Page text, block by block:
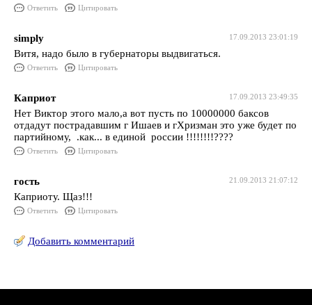
Ответить Цитировать
17.09.2013 23:01:19
simply
Витя, надо было в губернаторы выдвигаться.
Ответить Цитировать
17.09.2013 23:49:35
Каприот
Нет Виктор этого мало,а вот пусть по 10000000 баксов
отдадут пострадавшим г Ишаев и гХризман это уже будет по
партийному, .как... в единой россии !!!!!!!!????
Ответить Цитировать
21.09.2013 21:07:12
гость
Каприоту. Щаз!!!
Ответить Цитировать
Добавить комментарий